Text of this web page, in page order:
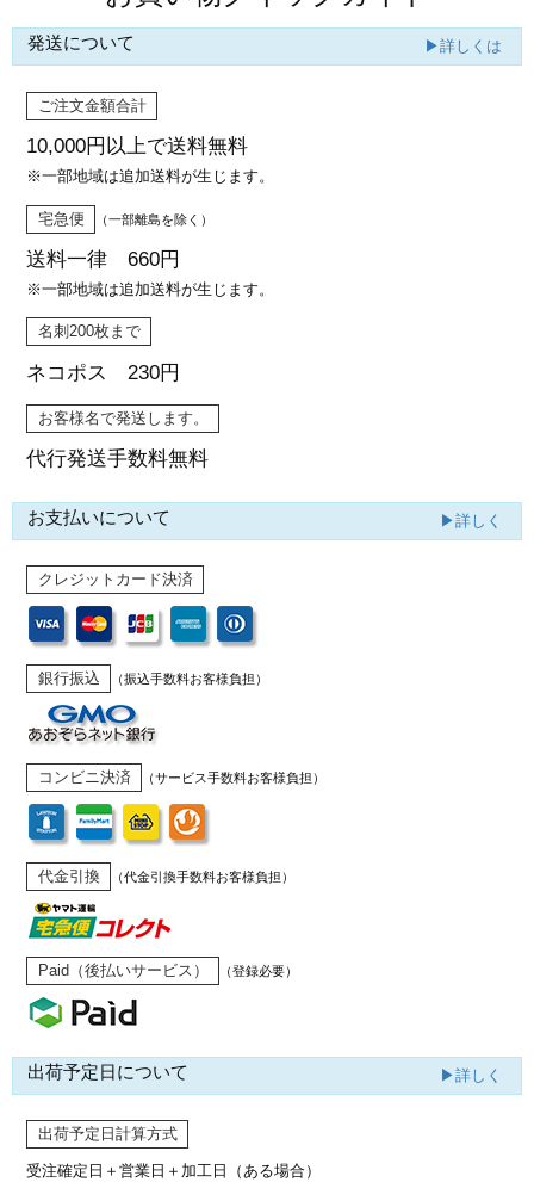
発送について ▶詳しくは
ご注文金額合計
10,000円以上で送料無料
※一部地域は追加送料が生じます。
宅急便 （一部離島を除く）
送料一律 660円
※一部地域は追加送料が生じます。
名刺200枚まで
ネコポス 230円
お客様名で発送します。
代行発送手数料無料
お支払いについて ▶詳しく
クレジットカード決済
銀行振込 （振込手数料お客様負担）
コンビニ決済 （サービス手数料お客様負担）
代金引換 （代金引換手数料お客様負担）
Paid（後払いサービス） （登録必要）
出荷予定日について ▶詳しく
出荷予定日計算方式
受注確定日＋営業日＋加工日（ある場合）